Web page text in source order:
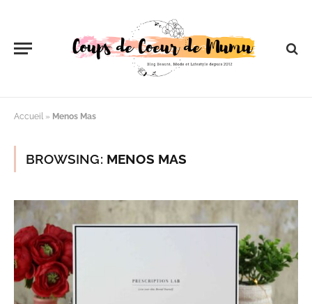
Accueil » Menos Mas
BROWSING: MENOS MAS